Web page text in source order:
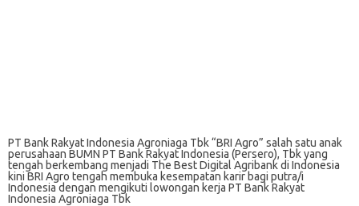
PT Bank Rakyat Indonesia Agroniaga Tbk “BRI Agro” salah satu anak
perusahaan BUMN PT Bank Rakyat Indonesia (Persero), Tbk yang
tengah berkembang menjadi The Best Digital Agribank di Indonesia
kini BRI Agro tengah membuka kesempatan karir bagi putra/i
Indonesia dengan mengikuti lowongan kerja PT Bank Rakyat
Indonesia Agroniaga Tbk